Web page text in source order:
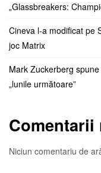
„Glassbreakers:
Cineva l-a modificat pe
joc Matrix
Mark Zuckerberg
„lunile următoare”
Comentarii
Niciun comentariu de